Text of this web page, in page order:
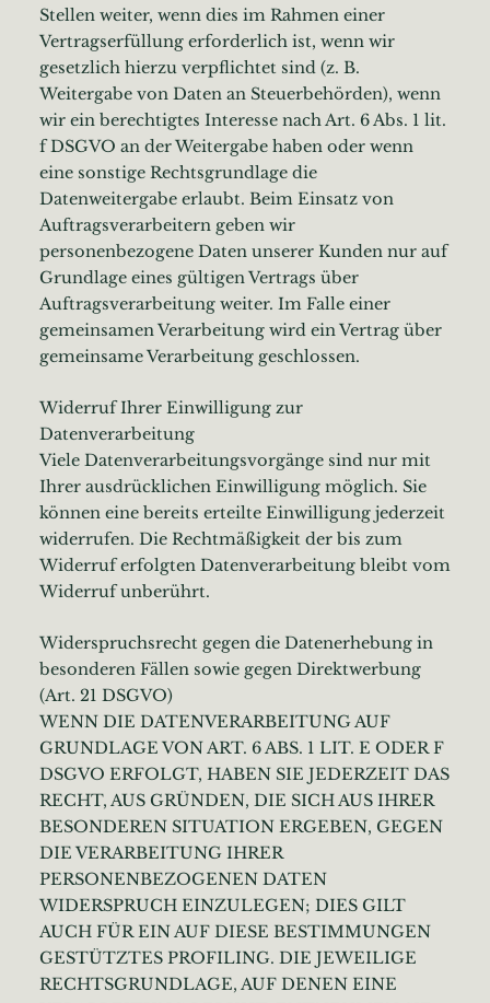
Stellen weiter, wenn dies im Rahmen einer
Vertragserfüllung erforderlich ist, wenn wir
gesetzlich hierzu verpflichtet sind (z. B.
Weitergabe von Daten an Steuerbehörden), wenn
wir ein berechtigtes Interesse nach Art. 6 Abs. 1 lit.
f DSGVO an der Weitergabe haben oder wenn
eine sonstige Rechtsgrundlage die
Datenweitergabe erlaubt. Beim Einsatz von
Auftragsverarbeitern geben wir
personenbezogene Daten unserer Kunden nur auf
Grundlage eines gültigen Vertrags über
Auftragsverarbeitung weiter. Im Falle einer
gemeinsamen Verarbeitung wird ein Vertrag über
gemeinsame Verarbeitung geschlossen.
Widerruf Ihrer Einwilligung zur
Datenverarbeitung
Viele Datenverarbeitungsvorgänge sind nur mit
Ihrer ausdrücklichen Einwilligung möglich. Sie
können eine bereits erteilte Einwilligung jederzeit
widerrufen. Die Rechtmäßigkeit der bis zum
Widerruf erfolgten Datenverarbeitung bleibt vom
Widerruf unberührt.
Widerspruchsrecht gegen die Datenerhebung in
besonderen Fällen sowie gegen Direktwerbung
(Art. 21 DSGVO)
WENN DIE DATENVERARBEITUNG AUF
GRUNDLAGE VON ART. 6 ABS. 1 LIT. E ODER F
DSGVO ERFOLGT, HABEN SIE JEDERZEIT DAS
RECHT, AUS GRÜNDEN, DIE SICH AUS IHRER
BESONDEREN SITUATION ERGEBEN, GEGEN
DIE VERARBEITUNG IHRER
PERSONENBEZOGENEN DATEN
WIDERSPRUCH EINZULEGEN; DIES GILT
AUCH FÜR EIN AUF DIESE BESTIMMUNGEN
GESTÜTZTES PROFILING. DIE JEWEILIGE
RECHTSGRUNDLAGE, AUF DENEN EINE